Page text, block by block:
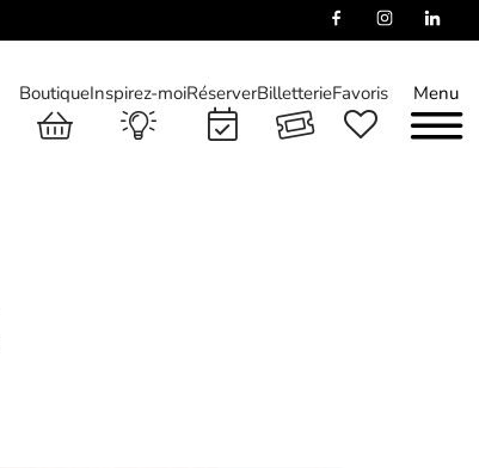
Menu
BoutiqueInspirez-moiRéserverBilletterieFavoris